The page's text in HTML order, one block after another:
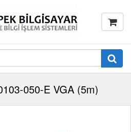
050-E VGA (5m)